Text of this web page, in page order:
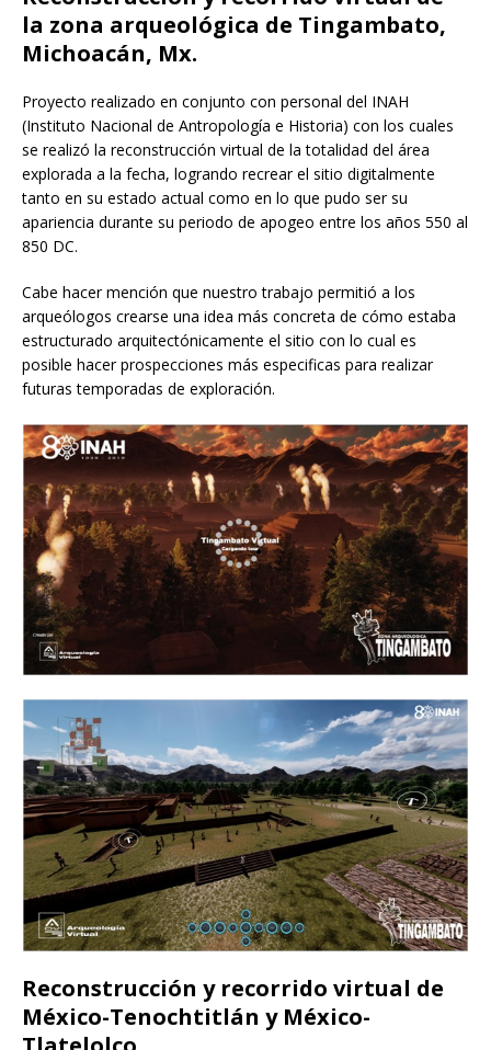
la zona arqueológica de Tingambato,
Michoacán, Mx.
Proyecto realizado en conjunto con personal del INAH
(Instituto Nacional de Antropología e Historia) con los cuales
se realizó la reconstrucción virtual de la totalidad del área
explorada a la fecha, logrando recrear el sitio digitalmente
tanto en su estado actual como en lo que pudo ser su
apariencia durante su periodo de apogeo entre los años 550 al
850 DC.
Cabe hacer mención que nuestro trabajo permitió a los
arqueólogos crearse una idea más concreta de cómo estaba
estructurado arquitectónicamente el sitio con lo cual es
posible hacer prospecciones más especificas para realizar
futuras temporadas de exploración.
Reconstrucción y recorrido virtual de
México-Tenochtitlán y México-